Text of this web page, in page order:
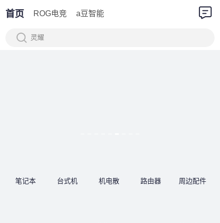
首页 ROG电竞 a豆智能
灵耀
笔记本 台式机 机电散 路由器 周边配件